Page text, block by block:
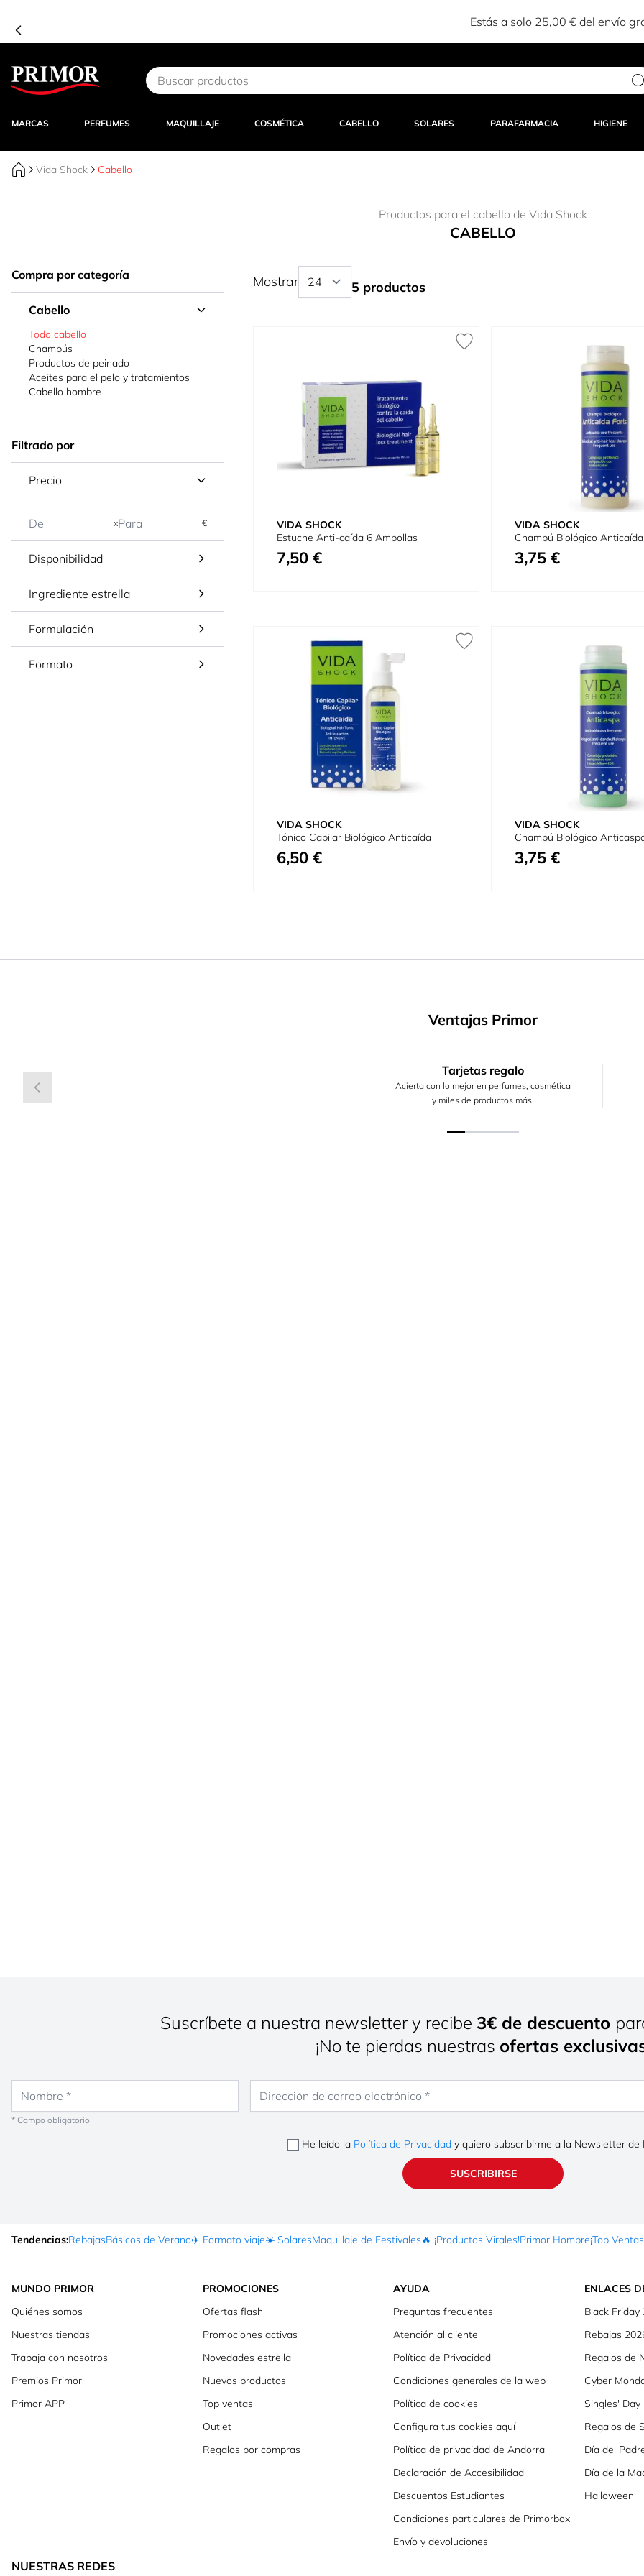
Estás a solo 25,00 € del envío gratuito
Ir al contenido
MARCAS PERFUMES MAQUILLAJE COSMÉTICA CABELLO SOLARES PARAFARMACIA HIGIENE
Vida Shock Cabello
Productos para el cabello de Vida Shock
CABELLO
Compra por categoría
Cabello
Todo cabello
Champús
Productos de peinado
Aceites para el pelo y tratamientos
Cabello hombre
Filtrado por
Precio
x €
Disponibilidad
Ingrediente estrella
Formulación
Formato
Mostrar 5 productos
VIDA SHOCK
Estuche Anti-caída 6 Ampollas
7,50 €
VIDA SHOCK
Champú Biológico
3,75 €
VIDA SHOCK
Tónico Capilar Biológico Anticaída
6,50 €
VIDA SHOCK
Champú Biológico
3,75 €
Ventajas Primor
Tarjetas regalo
Acierta con lo mejor en perfumes, cosmética
y miles de productos más.
Suscríbete a nuestra newsletter y recibe 3€ de descuento
¡No te pierdas nuestras ofertas
* Campo obligatorio
He leído la Política de Privacidady quiero subscribirme a la Newsletter de
SUSCRIBIRSE
Tendencias:RebajasBásicos de Verano✈️ Formato viaje☀️ SolaresMaquillaje de Festivales🔥 ¡Productos Virales!Primor Hombre¡Top
MUNDO PRIMOR
Quiénes somos
Nuestras tiendas
Trabaja con nosotros
Premios Primor
Primor APP
PROMOCIONES
Ofertas flash
Promociones activas
Novedades estrella
Nuevos productos
Top ventas
Outlet
Regalos por compras
AYUDA
Preguntas frecuentes
Atención al cliente
Política de Privacidad
Condiciones generales de la web
Política de cookies
Configura tus cookies aquí
Política de privacidad de Andorra
Declaración de Accesibilidad
Descuentos Estudiantes
Condiciones particulares de Primorbox
Envío y devoluciones
ENLACES
Black Friday
Rebajas
Regalos de
Cyber
Singles' Day
Regalos de
Día del
Día de la
Halloween
NUESTRAS REDES